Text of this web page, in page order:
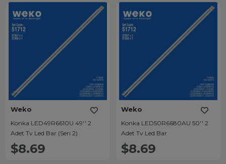
Weko
Konka LED49R6610U 49'' 2
Adet Tv Led Bar (Seri 2)
$8.69
Weko
Konka LED50R6680AU 50'' 2
Adet Tv Led Bar
$8.69